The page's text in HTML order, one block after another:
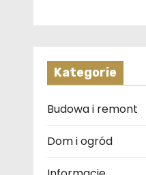
Kategorie
Budowa i remont
Dom i ogród